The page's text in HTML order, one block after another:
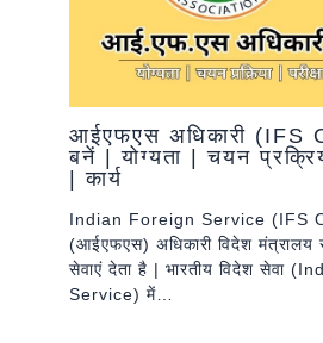
आईएफएस अधिकारी
बनें | योग्यता | चयन
| कार्य
Indian Foreign Service (IFS
(आईएफएस) अधिकारी विदेश मंत्रालय
सेवाएं देता है | भारतीय विदेश सेवा
Service) में…